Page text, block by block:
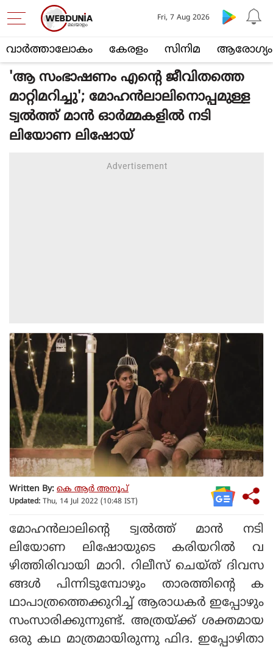
വാര്‍ത്താലോകം കേരളം സിനിമ ആരോഗ്യം
Fri, 7 Aug 2026
'ആ സംഭാഷണം എന്റെ ജീവിതത്തെ
മാറ്റിമറിച്ചു'; മോഹന്‍ലാലിനൊപ്പമുള്ള
ട്വല്‍ത്ത് മാന്‍ ഓര്‍മ്മകളില്‍ നടി
ലിയോണ ലിഷോയ്
Written By: കെ ആര്‍ അനൂപ്
Updated: Thu, 14 Jul 2022 (10:48 IST)
മോഹന്‍ലാലിന്റെ ട്വല്‍ത്ത് മാന്‍ നടി
ലിയോണ ലിഷോയുടെ കരിയറില്‍ വ
ഴിത്തിരിവായി മാറി. റിലീസ് ചെയ്ത് ദിവസ
ങ്ങള്‍ പിന്നിടുമ്പോഴും താരത്തിന്റെ ക
ഥാപാത്രത്തെക്കുറിച്ച് ആരാധകര്‍ ഇപ്പോഴും
സംസാരിക്കുന്നുണ്ട്. അത്രയ്ക്ക് ശക്തമായ
ഒരു കഥ മാത്രമായിരുന്നു ഫിദ. ഇപ്പോഴിതാ